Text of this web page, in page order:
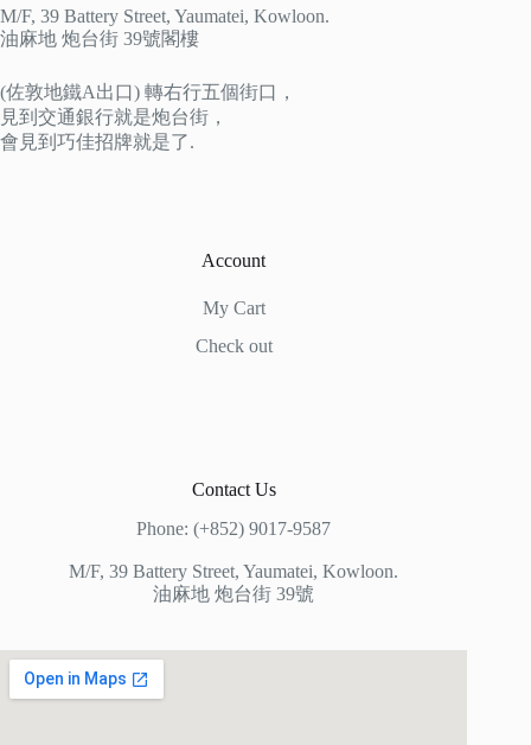
M/F, 39 Battery Street, Yaumatei, Kowloon.
油麻地 炮台街 39號閣樓
(佐敦地鐵A出口) 轉右行五個街口，
見到交通銀行就是炮台街，
會見到巧佳招牌就是了.
Account
My Cart
Check out
Contact Us
Phone: (+852) 9017-9587
M/F, 39 Battery Street, Yaumatei, Kowloon.
油麻地 炮台街 39號